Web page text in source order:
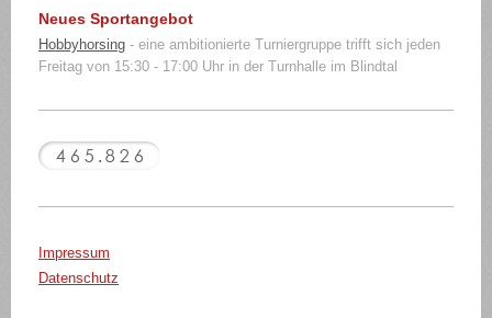
Neues Sportangebot
Hobbyhorsing - eine ambitionierte Turniergruppe trifft sich jeden
Freitag von 15:30 - 17:00 Uhr in der Turnhalle im Blindtal
Impressum
Datenschutz